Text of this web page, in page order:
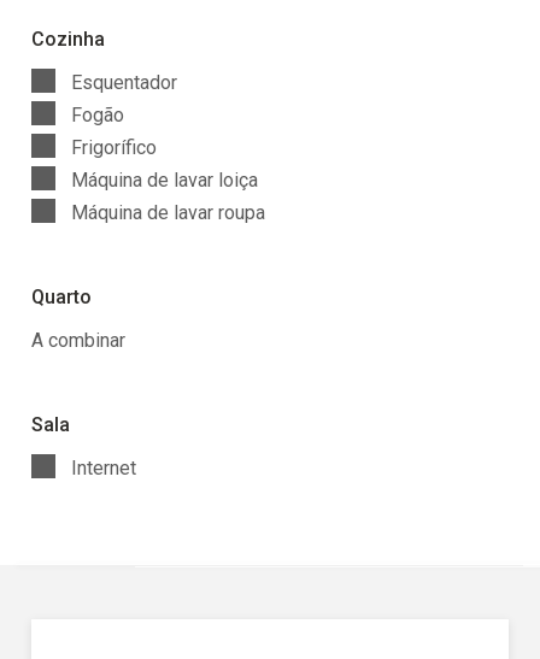
Cozinha
Esquentador
Fogão
Frigorífico
Máquina de lavar loiça
Máquina de lavar roupa
Quarto
A combinar
Sala
Internet